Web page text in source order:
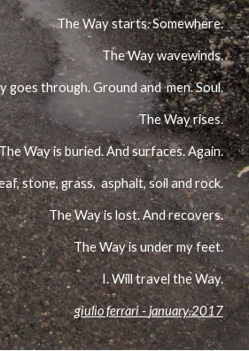
The Way starts. Somewhere.
The Way wavewinds.
goes through. Ground and men. Soul.
The Way rises.
Way is buried. And surfaces. Again.
stone, grass, asphalt, soil and rock.
The Way is lost. And recovers.
The Way is under my feet.
I. Will travel the Way.
giulio ferrari -january.2017